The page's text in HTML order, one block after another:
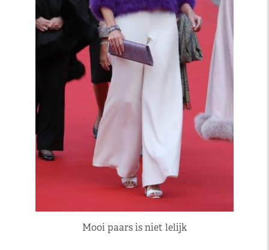
Mooi paars is niet lelijk